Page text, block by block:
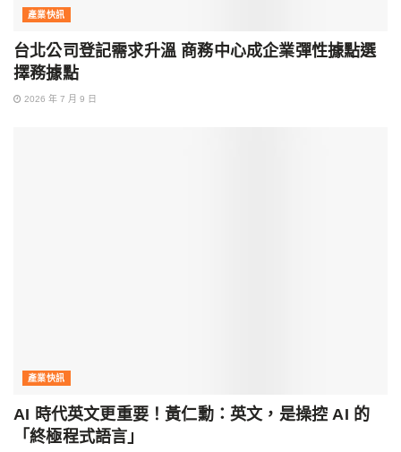
產業快訊
台北公司登記需求升溫 商務中心成企業彈性據點選
擇務據點
2026 年 7 月 9 日
產業快訊
AI 時代英文更重要！黃仁勳：英文，是操控 AI 的
「終極程式語言」